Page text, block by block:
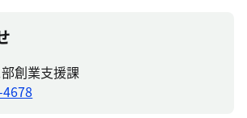
創業支援課